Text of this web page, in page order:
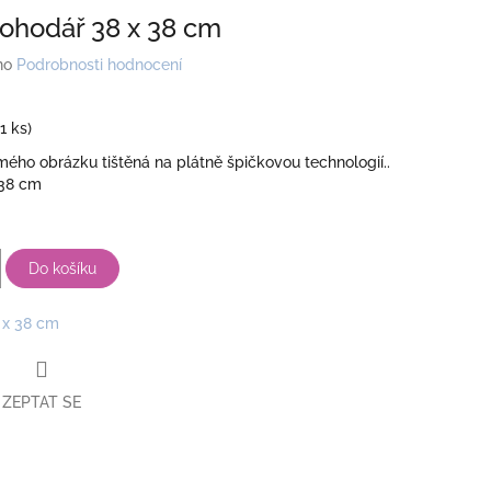
38 x 38 cm
Podrobnosti hodnocení
ks)
obrázku tištěná na plátně špičkovou technologií..
cm
Do košíku
x 38 cm
ZEPTAT SE